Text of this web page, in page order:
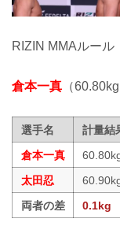
RIZIN MMAルール
倉本一真 （
選手名 計量結
倉本一真
太田忍
両者の差
0.1kg